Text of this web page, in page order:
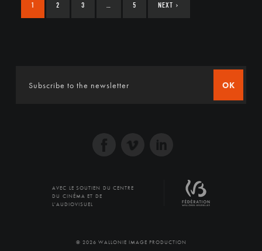
1 2 3 … 5 NEXT ›
OK
AVEC LE SOUTIEN DU CENTRE
DU CINÉMA ET DE
L'AUDIOVISUEL
© 2026 WALLONIE IMAGE PRODUCTION